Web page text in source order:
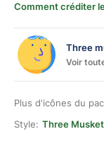
Comment créditer
Three
Voir
Plus d'icônes du
Style: Three